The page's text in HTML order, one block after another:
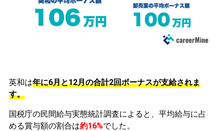
英和は年に6月と12月の合計2回ボーナスが支給されま
す。
国税庁の民間給与実態統計調査によると、平均給与に占
める賞与額の割合は約16%でした。